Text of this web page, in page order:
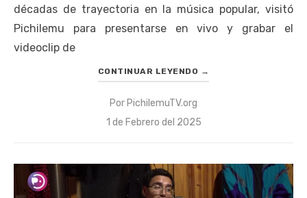
décadas de trayectoria en la música popular, visitó
Pichilemu para presentarse en vivo y grabar el
videoclip de
CONTINUAR LEYENDO →
Por PichilemuTV.org
Publicado
1 de Febrero del 2025